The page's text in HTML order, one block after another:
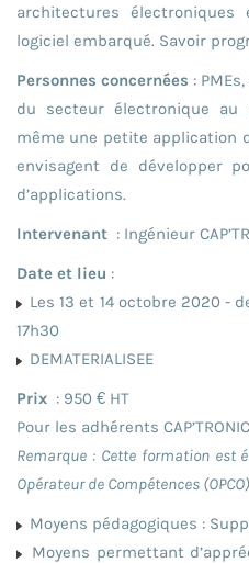
architectures
logiciel embarqué. Savoir
Personnes concernées :
du secteur électronique au
même une petite application
envisagent de développer
d’applications.
Intervenant : Ingénieur
Date et lieu :
Les 13 et 14 octobre 2020 -
17h30
DEMATERIALISEE
Prix : 950 € HT
Pour les adhérents
Remarque : Cette formation est
Opérateur de Compétences
Moyens pédagogiques :
Moyens permettant